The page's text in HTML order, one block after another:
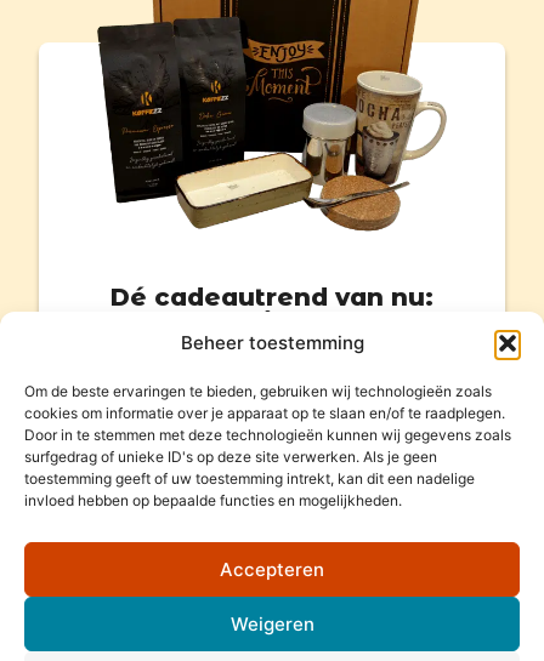
Beheer toestemming
Om de beste ervaringen te bieden, gebruiken wij technologieën zoals
cookies om informatie over je apparaat op te slaan en/of te raadplegen.
Door in te stemmen met deze technologieën kunnen wij gegevens zoals
surfgedrag of unieke ID's op deze site verwerken. Als je geen
toestemming geeft of uw toestemming intrekt, kan dit een nadelige
invloed hebben op bepaalde functies en mogelijkheden.
Accepteren
Weigeren
Dé cadeautrend van nu:
Geef koffie cadeau!
Bekijk het aanbod